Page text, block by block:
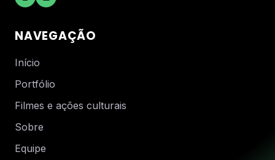
NAVEGAÇÃO
Início
Portfólio
Filmes e ações culturais
Sobre
Equipe